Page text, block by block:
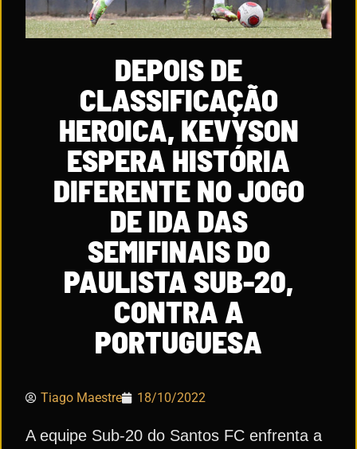
DEPOIS DE
CLASSIFICAÇÃO
HEROICA, KEVYSON
ESPERA HISTÓRIA
DIFERENTE NO JOGO
DE IDA DAS
SEMIFINAIS DO
PAULISTA SUB-20,
CONTRA A
PORTUGUESA
Tiago Maestre 18/10/2022
A equipe Sub-20 do Santos FC enfrenta a